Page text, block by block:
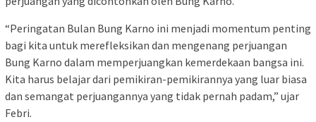
“Peringatan Bulan Bung Karno ini menjadi momentum penting
bagi kita untuk merefleksikan dan mengenang perjuangan
Bung Karno dalam memperjuangkan kemerdekaan bangsa ini.
Kita harus belajar dari pemikiran-pemikirannya yang luar biasa
dan semangat perjuangannya yang tidak pernah padam,” ujar
Febri.